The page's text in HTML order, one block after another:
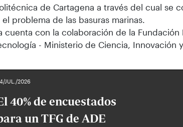
de Cartagena a través del cual se
problema de las basuras marinas.
cuenta con la colaboración de la Fundación
- Ministerio de Ciencia, Innovación
JUL./2026
40% de encuestados
un TFG de ADE